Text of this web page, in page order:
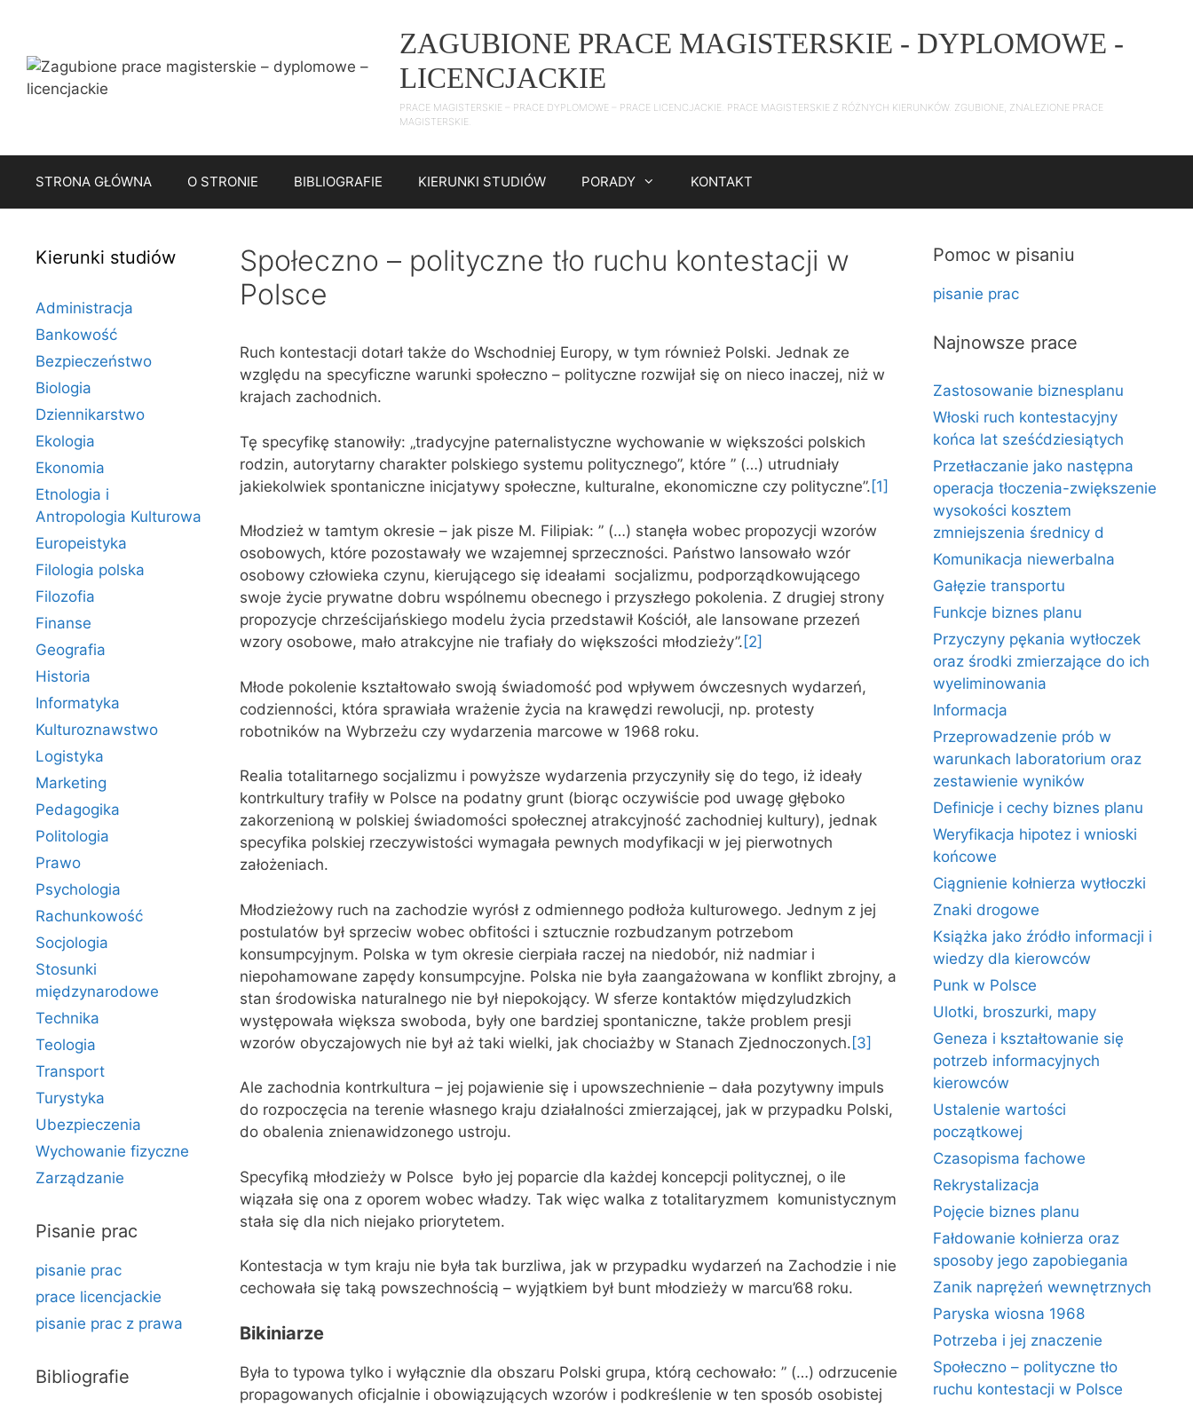
treści
ZAGUBIONE PRACE MAGISTERSKIE - DYPLOMOWE -
LICENCJACKIE
PRACE MAGISTERSKIE – PRACE DYPLOMOWE – PRACE LICENCJACKIE. PRACE MAGISTERSKIE Z RÓŻNYCH KIERUNKÓW. ZGUBIONE, ZNALEZIONE PRACE
MAGISTERSKIE.
STRONA GŁÓWNA O STRONIE BIBLIOGRAFIE KIERUNKI STUDIÓW PORADY KONTAKT
Społeczno – polityczne tło ruchu kontestacji w
Polsce
Ruch kontestacji dotarł także do Wschodniej Europy, w tym również Polski. Jednak ze
względu na specyficzne warunki społeczno – polityczne rozwijał się on nieco inaczej, niż w
krajach zachodnich.
Tę specyfikę stanowiły: „tradycyjne paternalistyczne wychowanie w większości polskich
rodzin, autorytarny charakter polskiego systemu politycznego”, które ” (…) utrudniały
jakiekolwiek spontaniczne inicjatywy społeczne, kulturalne, ekonomiczne czy polityczne”. [1]
Młodzież w tamtym okresie – jak pisze M. Filipiak: ” (…) stanęła wobec propozycji wzorów
osobowych, które pozostawały we wzajemnej sprzeczności. Państwo lansowało wzór
osobowy człowieka czynu, kierującego się ideałami socjalizmu, podporządkowującego
swoje życie prywatne dobru wspólnemu obecnego i przyszłego pokolenia. Z drugiej strony
propozycje chrześcijańskiego modelu życia przedstawił Kościół, ale lansowane przezeń
wzory osobowe, mało atrakcyjne nie trafiały do większości młodzieży”. [2]
Młode pokolenie kształtowało swoją świadomość pod wpływem ówczesnych wydarzeń,
codzienności, która sprawiała wrażenie życia na krawędzi rewolucji, np. protesty
robotników na Wybrzeżu czy wydarzenia marcowe w 1968 roku.
Realia totalitarnego socjalizmu i powyższe wydarzenia przyczyniły się do tego, iż ideały
kontrkultury trafiły w Polsce na podatny grunt (biorąc oczywiście pod uwagę głęboko
zakorzenioną w polskiej świadomości społecznej atrakcyjność zachodniej kultury), jednak
specyfika polskiej rzeczywistości wymagała pewnych modyfikacji w jej pierwotnych
założeniach.
Młodzieżowy ruch na zachodzie wyrósł z odmiennego podłoża kulturowego. Jednym z jej
postulatów był sprzeciw wobec obfitości i sztucznie rozbudzanym potrzebom
konsumpcyjnym. Polska w tym okresie cierpiała raczej na niedobór, niż nadmiar i
niepohamowane zapędy konsumpcyjne. Polska nie była zaangażowana w konflikt zbrojny, a
stan środowiska naturalnego nie był niepokojący. W sferze kontaktów międzyludzkich
występowała większa swoboda, były one bardziej spontaniczne, także problem presji
wzorów obyczajowych nie był aż taki wielki, jak chociażby w Stanach Zjednoczonych. [3]
Ale zachodnia kontrkultura – jej pojawienie się i upowszechnienie – dała pozytywny impuls
do rozpoczęcia na terenie własnego kraju działalności zmierzającej, jak w przypadku Polski,
do obalenia znienawidzonego ustroju.
Specyfiką młodzieży w Polsce było jej poparcie dla każdej koncepcji politycznej, o ile
wiązała się ona z oporem wobec władzy. Tak więc walka z totalitaryzmem komunistycznym
stała się dla nich niejako priorytetem.
Kontestacja w tym kraju nie była tak burzliwa, jak w przypadku wydarzeń na Zachodzie i nie
cechowała się taką powszechnością – wyjątkiem był bunt młodzieży w marcu’68 roku.
Bikiniarze
Była to typowa tylko i wyłącznie dla obszaru Polski grupa, którą cechowało: ” (…) odrzucenie
propagowanych oficjalnie i obowiązujących wzorów i podkreślenie w ten sposób osobistej
Kierunki studiów
Administracja
Bankowość
Bezpieczeństwo
Biologia
Dziennikarstwo
Ekologia
Ekonomia
Etnologia i
Antropologia Kulturowa
Europeistyka
Filologia polska
Filozofia
Finanse
Geografia
Historia
Informatyka
Kulturoznawstwo
Logistyka
Marketing
Pedagogika
Politologia
Prawo
Psychologia
Rachunkowość
Socjologia
Stosunki
międzynarodowe
Technika
Teologia
Transport
Turystyka
Ubezpieczenia
Wychowanie fizyczne
Zarządzanie
Pisanie prac
pisanie prac
prace licencjackie
pisanie prac z prawa
Bibliografie
Pomoc w pisaniu
pisanie prac
Najnowsze prace
Zastosowanie biznesplanu
Włoski ruch kontestacyjny
końca lat sześćdziesiątych
Przetłaczanie jako następna
operacja tłoczenia-zwiększenie
wysokości kosztem
zmniejszenia średnicy d
Komunikacja niewerbalna
Gałęzie transportu
Funkcje biznes planu
Przyczyny pękania wytłoczek
oraz środki zmierzające do ich
wyeliminowania
Informacja
Przeprowadzenie prób w
warunkach laboratorium oraz
zestawienie wyników
Definicje i cechy biznes planu
Weryfikacja hipotez i wnioski
końcowe
Ciągnienie kołnierza wytłoczki
Znaki drogowe
Książka jako źródło informacji i
wiedzy dla kierowców
Punk w Polsce
Ulotki, broszurki, mapy
Geneza i kształtowanie się
potrzeb informacyjnych
kierowców
Ustalenie wartości
początkowej
Czasopisma fachowe
Rekrystalizacja
Pojęcie biznes planu
Fałdowanie kołnierza oraz
sposoby jego zapobiegania
Zanik naprężeń wewnętrznych
Paryska wiosna 1968
Potrzeba i jej znaczenie
Społeczno – polityczne tło
ruchu kontestacji w Polsce